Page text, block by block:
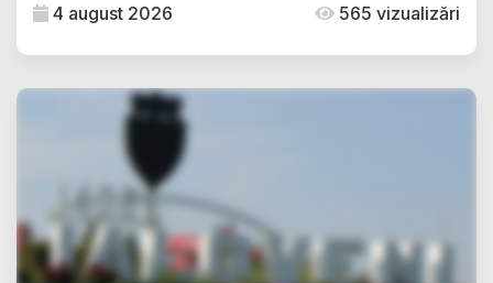
4 august 2026 565 vizualizări